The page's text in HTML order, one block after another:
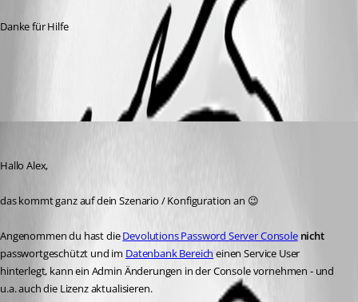
Danke für Hilfe
All Comments (3)
Hallo Alex,
das kommt ganz auf dein Szenario / Konfiguration an 😉
Angenommen du hast die Devolutions Password Server Console nicht
passwortgeschützt und im Datenbank Bereich einen Service User
hinterlegt, kann ein Admin Änderungen in der Console vornehmen - und
u.a. auch die Lizenz aktualisieren.